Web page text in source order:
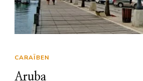
CARAÏBEN
Aruba